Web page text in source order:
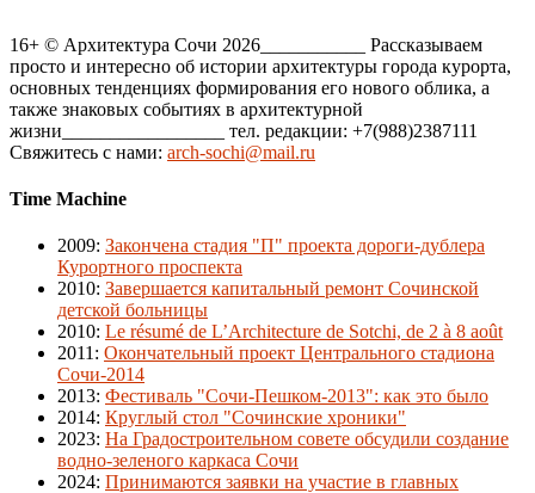
16+ © Архитектура Сочи 2026___________ Рассказываем
просто и интересно об истории архитектуры города курорта,
основных тенденциях формирования его нового облика, а
также знаковых событиях в архитектурной
жизни_________________ тел. редакции: +7(988)2387111
Свяжитесь с нами: arch-sochi@mail.ru
Time Machine
2009: Закончена стадия "П" проекта дороги-дублера
Курортного проспекта
2010: Завершается капитальный ремонт Сочинской
детской больницы
2010: Le résumé de L’Architecture de Sotchi, de 2 à 8 août
2011 : Окончательный проект Центрального стадиона
Сочи-2014
2013: Фестиваль "Сочи-Пешком-2013": как это было
2014: Круглый стол "Сочинские хроники"
2023: На Градостроительном совете обсудили создание
водно-зеленого каркаса Сочи
2024: Принимаются заявки на участие в главных